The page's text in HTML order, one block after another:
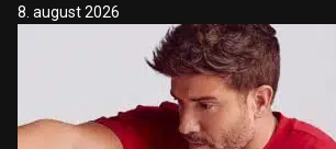
8. august 2026